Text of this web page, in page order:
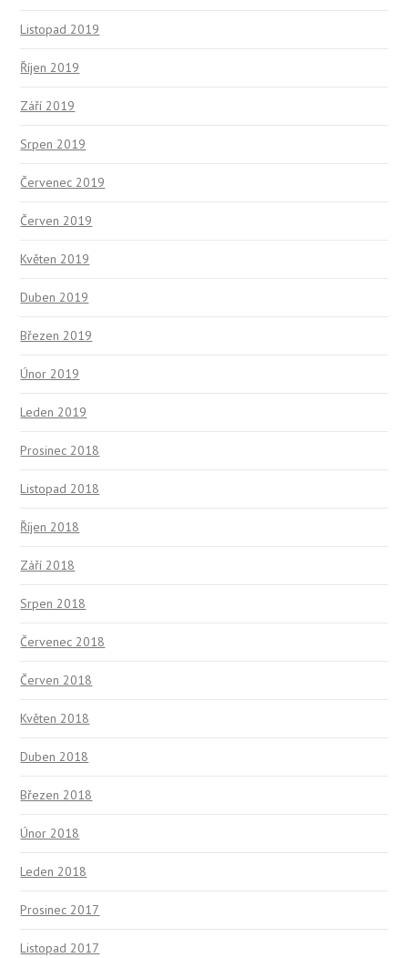
Listopad 2019
Říjen 2019
Září 2019
Srpen 2019
Červenec 2019
Červen 2019
Květen 2019
Duben 2019
Březen 2019
Únor 2019
Leden 2019
Prosinec 2018
Listopad 2018
Říjen 2018
Září 2018
Srpen 2018
Červenec 2018
Červen 2018
Květen 2018
Duben 2018
Březen 2018
Únor 2018
Leden 2018
Prosinec 2017
Listopad 2017